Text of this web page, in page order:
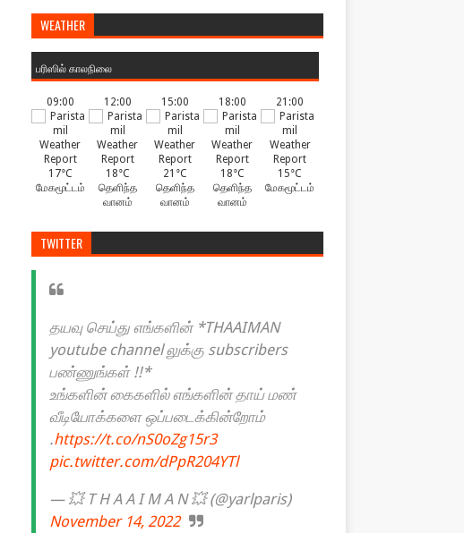
WEATHER
பரிஸில் காலநிலை
09:00
17°C
மேகமூட்டம்
12:00
18°C
தெளிந்த
வானம்
15:00
21°C
தெளிந்த
வானம்
18:00
18°C
தெளிந்த
வானம்
21:00
15°C
மேகமூட்டம்
TWITTER
தயவு செய்து எங்களின் *THAAIMAN
youtube channel லுக்கு subscribers
பண்ணுங்கள் !!*
உங்களின் கைகளில் எங்களின் தாய் மண்
வீடியோக்களை ஒப்படைக்கின்றோம்
.https://t.co/nS0oZg15r3
pic.twitter.com/dPpR204YTl
— 💥 T H A A I M A N 💥 (@yarlparis)
November 14, 2022